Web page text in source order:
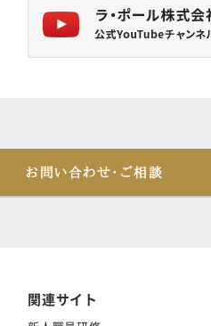
お問い合わせ・ご相談
関連サイト